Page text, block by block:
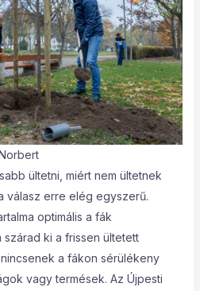
ültetni, miért nem ültetnek
válasz erre elég egyszerű.
optimális a fák
ki a frissen ültetett
a fákon sérülékeny
vagy termések. Az Újpesti